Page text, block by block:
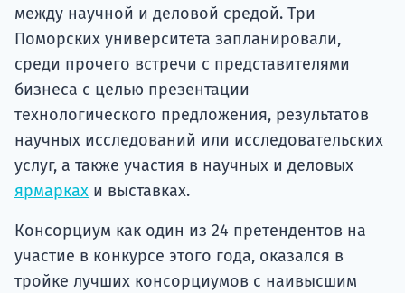
между научной и деловой средой. Три
Поморских университета запланировали,
среди прочего встречи с представителями
бизнеса с целью презентации
технологического предложения, результатов
научных исследований или исследовательских
услуг, а также участия в научных и деловых
ярмарках и выставках.
Консорциум как один из 24 претендентов на
участие в конкурсе этого года, оказался в
тройке лучших консорциумов с наивысшим